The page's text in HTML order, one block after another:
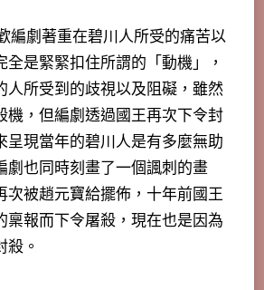
編劇著重在碧川人所受的痛苦以
是緊緊扣住所謂的「動機」，
人所受到的歧視以及阻礙，雖然
機，但編劇透過國王再次下令封
呈現當年的碧川人是有多麼無助
劇也同時刻畫了一個諷刺的畫
次被趙元寶給擺佈，十年前國王
稟報而下令屠殺，現在也是因為
。